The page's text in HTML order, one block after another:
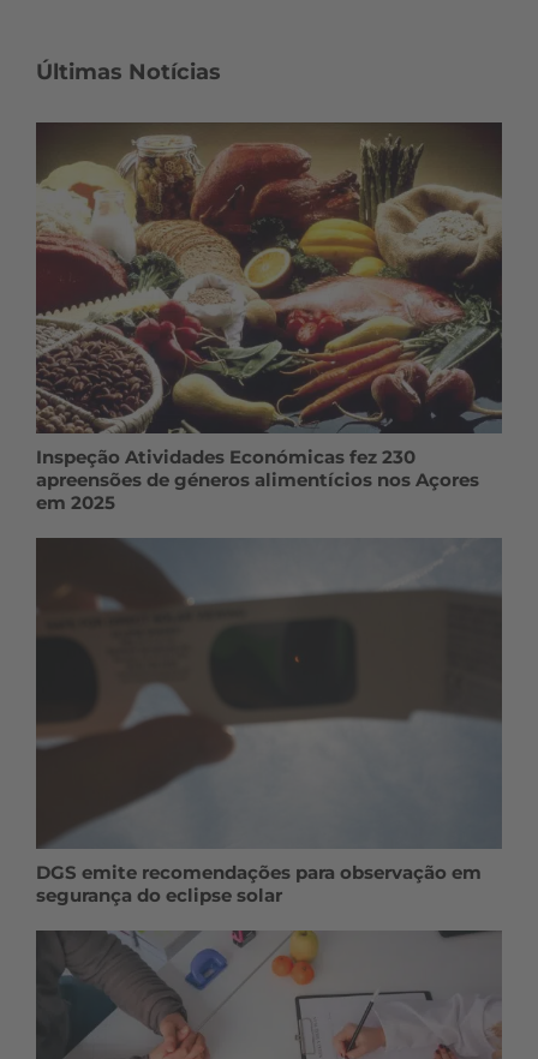
Últimas Notícias
Inspeção Atividades Económicas fez 230
apreensões de géneros alimentícios nos Açores
em 2025
DGS emite recomendações para observação em
segurança do eclipse solar